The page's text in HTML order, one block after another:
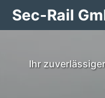
Zum
InhaltSec-Rail
Ihr